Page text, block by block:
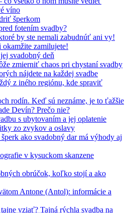
víno
šperkom
fotením svadby?
by ste nemali zabudnúť ani vy!
okamžite zamilujete!
svadobný deň
zmierniť chaos pri chystaní svadby
nájdete na každej svadbe
z iného regiónu, kde spraviť
rodín. Keď sú neznáme, je to ťažšie
Devín? Prečo nie?
s ubytovaním a jej oplatenie
zo zvykov a oslavy
ako svadobný dar má výhody aj
v kysuckom skanzene
obrúčok, koľko stojí a ako
Antone (Antol): informácie a
vziať? Tajná rýchla svadba na